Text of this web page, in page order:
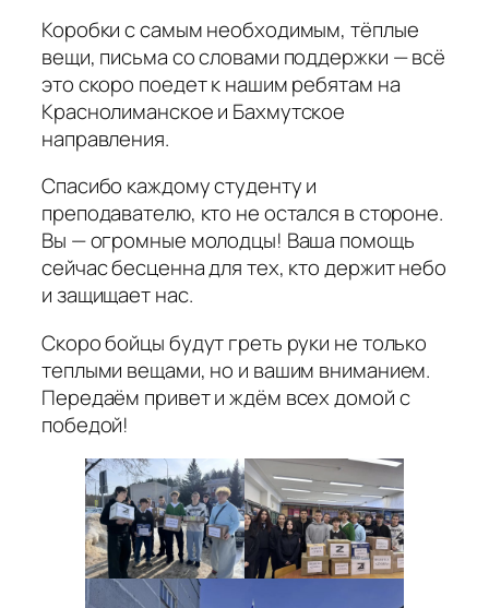
Коробки с самым необходимым, тёплые
вещи, письма со словами поддержки — всё
это скоро поедет к нашим ребятам на
Краснолиманское и Бахмутское
направления.
Спасибо каждому студенту и
преподавателю, кто не остался в стороне.
Вы — огромные молодцы! Ваша помощь
сейчас бесценна для тех, кто держит небо
и защищает нас.
Скоро бойцы будут греть руки не только
теплыми вещами, но и вашим вниманием.
Передаём привет и ждём всех домой с
победой!